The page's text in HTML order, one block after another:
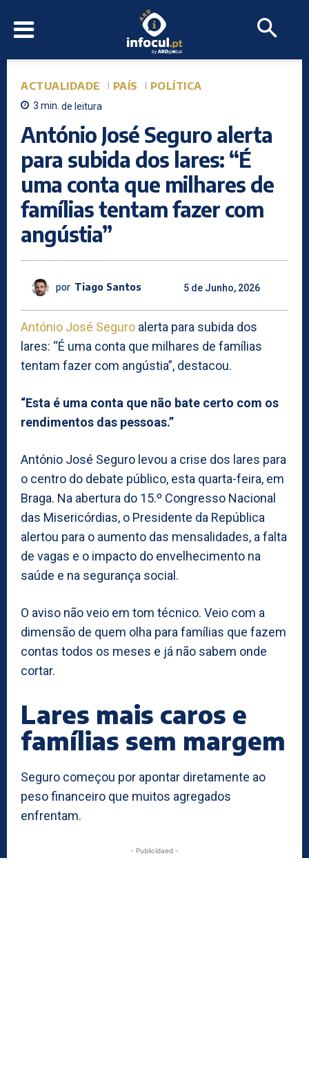
ACTUALIDADE PAÍS POLÍTICA
3 min. de leitura
António José Seguro alerta
para subida dos lares: “É
uma conta que milhares de
famílias tentam fazer com
angústia”
por Tiago Santos 5 de Junho, 2026
António José Seguro alerta para subida dos
lares: “É uma conta que milhares de famílias
tentam fazer com angústia”, destacou.
“Esta é uma conta que não bate certo com os
rendimentos das pessoas.”
António José Seguro levou a crise dos lares para
o centro do debate público, esta quarta-feira, em
Braga. Na abertura do 15.º Congresso Nacional
das Misericórdias, o Presidente da República
alertou para o aumento das mensalidades, a falta
de vagas e o impacto do envelhecimento na
saúde e na segurança social.
O aviso não veio em tom técnico. Veio com a
dimensão de quem olha para famílias que fazem
contas todos os meses e já não sabem onde
cortar.
Lares mais caros e
famílias sem margem
Seguro começou por apontar diretamente ao
peso financeiro que muitos agregados
enfrentam.
- Publicidaed -